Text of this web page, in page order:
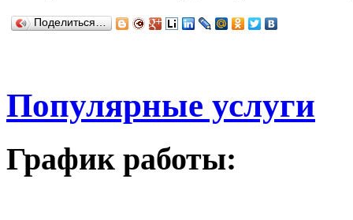
Поделиться…
Популярные услуги
График работы: